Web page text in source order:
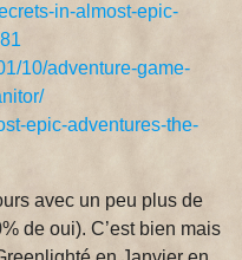
in-almost-epic-
10/adventure-game-
epic-adventures-the-
avec un peu plus de
de oui). C’est bien mais